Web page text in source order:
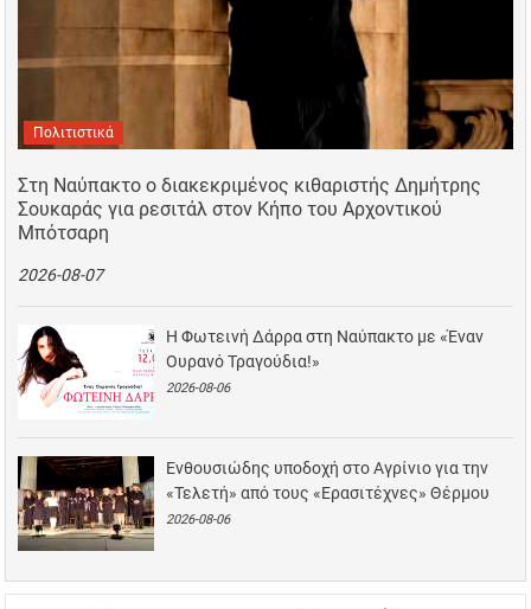
Πολιτιστικά
Στη Ναύπακτο ο διακεκριμένος κιθαριστής Δημήτρης
Σουκαράς για ρεσιτάλ στον Κήπο του Αρχοντικού
Μπότσαρη
2026-08-07
Η Φωτεινή Δάρρα στη Ναύπακτο με «Έναν
Ουρανό Τραγούδια!»
2026-08-06
Ενθουσιώδης υποδοχή στο Αγρίνιο για την
«Τελετή» από τους «Ερασιτέχνες» Θέρμου
2026-08-06